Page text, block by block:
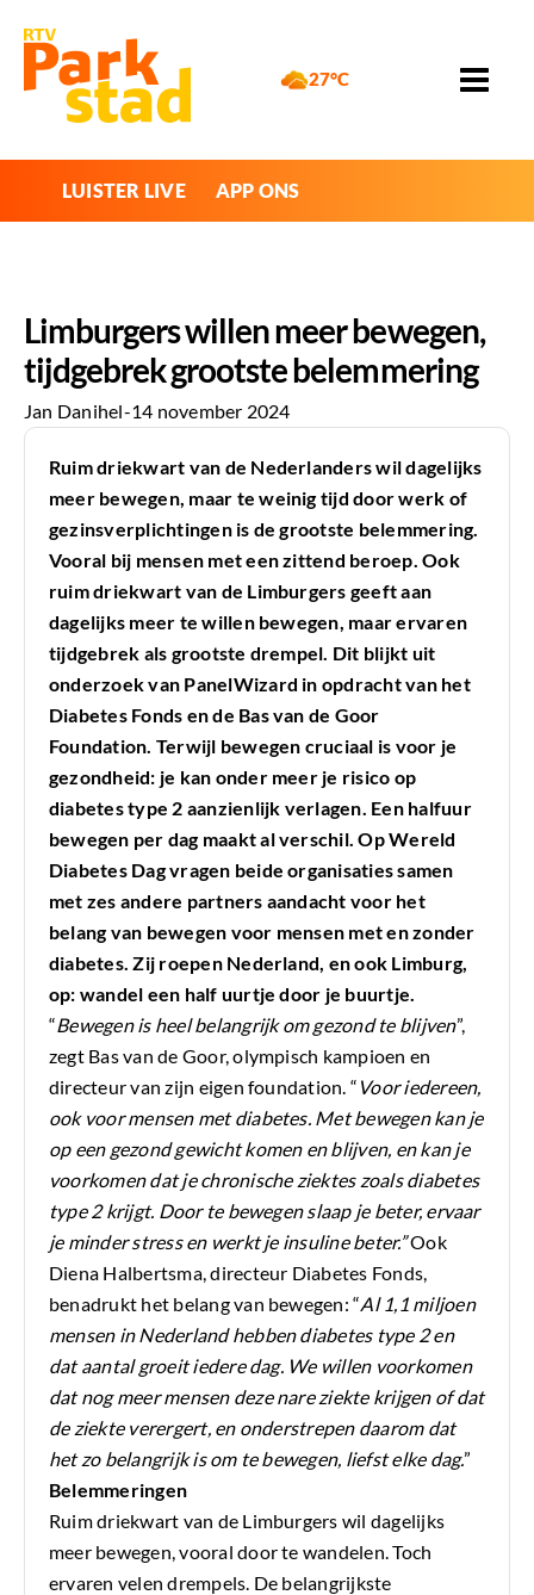
27°C
LUISTER LIVE APP ONS
Limburgers willen meer bewegen,
tijdgebrek grootste belemmering
Jan Danihel-14 november 2024
Ruim driekwart van de Nederlanders wil dagelijks
meer bewegen, maar te weinig tijd door werk of
gezinsverplichtingen is de grootste belemmering.
Vooral bij mensen met een zittend beroep. Ook
ruim driekwart van de Limburgers geeft aan
dagelijks meer te willen bewegen, maar ervaren
tijdgebrek als grootste drempel. Dit blijkt uit
onderzoek van PanelWizard in opdracht van het
Diabetes Fonds en de Bas van de Goor
Foundation. Terwijl bewegen cruciaal is voor je
gezondheid: je kan onder meer je risico op
diabetes type 2 aanzienlijk verlagen. Een halfuur
bewegen per dag maakt al verschil. Op Wereld
Diabetes Dag vragen beide organisaties samen
met zes andere partners aandacht voor het
belang van bewegen voor mensen met en zonder
diabetes. Zij roepen Nederland, en ook Limburg,
op: wandel een half uurtje door je buurtje.
“Bewegen is heel belangrijk om gezond te blijven”,
zegt Bas van de Goor, olympisch kampioen en
directeur van zijn eigen foundation. “ Voor iedereen,
ook voor mensen met diabetes. Met bewegen kan je
op een gezond gewicht komen en blijven, en kan je
voorkomen dat je chronische ziektes zoals diabetes
type 2 krijgt. Door te bewegen slaap je beter, ervaar
je minder stress en werkt je insuline beter.”Ook
Diena Halbertsma, directeur Diabetes Fonds,
benadrukt het belang van bewegen: “Al 1,1 miljoen
mensen in Nederland hebben diabetes type 2 en
dat aantal groeit iedere dag. We willen voorkomen
dat nog meer mensen deze nare ziekte krijgen of dat
de ziekte verergert, en onderstrepen daarom dat
het zo belangrijk is om te bewegen, liefst elke dag.”
Belemmeringen
Ruim driekwart van de Limburgers wil dagelijks
meer bewegen, vooral door te wandelen. Toch
ervaren velen drempels. De belangrijkste